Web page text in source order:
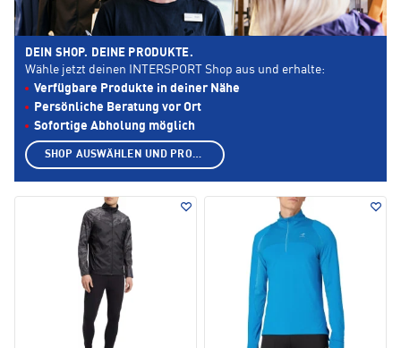
DEIN SHOP. DEINE PRODUKTE.
Wähle jetzt deinen INTERSPORT Shop aus und erhalte:
Verfügbare Produkte in deiner Nähe
Persönliche Beratung vor Ort
Sofortige Abholung möglich
SHOP AUSWÄHLEN UND PRODUKTE ANZEIGEN